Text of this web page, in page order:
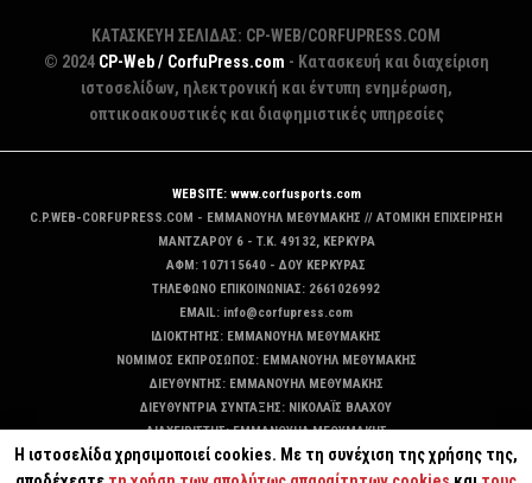
ΚΑΤΑΣΚΕΥΗ ΣΕΛΙΔΑΣ: CP-WEB/CORFUPRESS.COM
© 2024 CP-Web / CorfuPress.com - Κατασκευή και διαχείριση
ιστοσελίδων, ηλεκτρονική και έντυπη ενημέρωση,
οπτικοακουστικές και διαφημιστικές υπηρεσίες
WEBSITE: www.corfusports.com
C.P.WEB-CORFUPRESS.COM - ΕΜΜΑΝΟΥΗΛ ΜΕΘΥΜΑΚΗΣ // ΑΤΟΜΙΚΗ ΕΠΙΧΕΙΡΗΣΗ
MANTZAΡΟΥ 6 - T.K. 49132, ΚΕΡΚΥΡΑ
ΑΦΜ: 107115640 - ΔΟΥ ΚΕΡΚΥΡΑΣ
ΤΗΛΕΦΩΝΟ ΕΠΙΚΟΙΝΩΝΙΑΣ: 2661026992
EMAIL: info@corfupress.com
ΙΔΙΟΚΤΗΤΗΣ: EMMANOYΗΛ ΜΕΘΥΜΑΚΗΣ
ΝΟΜΙΜΟΣ ΕΚΠΡΟΣΩΠΟΣ: EMMANOYΗΛ ΜΕΘΥΜΑΚΗΣ
ΔΙΕΥΘΥΝΤΗΣ: EMMANOYΗΛ ΜΕΘΥΜΑΚΗΣ
ΔΙΕΥΘΥΝΤΡΙΑ ΣΥΝΤΑΞΗΣ: ΝΙΚΟΛΑΪΣ ΒΛΑΧΟΥ
ΔΙΑΧΕΙΡΙΣΤΗΣ: EMMANOYΗΛ ΜΕΘΥΜΑΚΗΣ
ΔΙΚΑΙΟΥΧΟΣ DOMAIN: ΕΜΜΑΝΟΥΗΛ ΜΕΘΥΜΑΚΗΣ
Η ιστοσελίδα χρησιμοποιεί cookies. Με τη συνέχιση της χρήσης της,